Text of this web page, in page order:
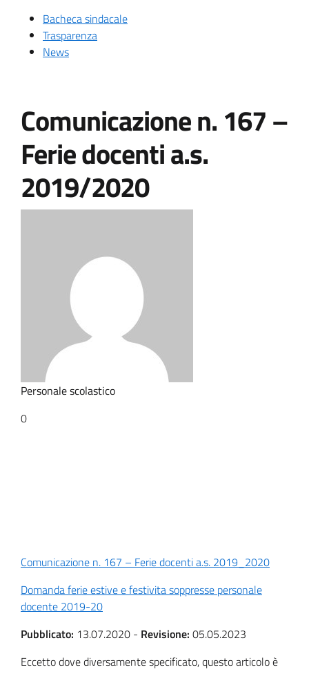
Bacheca sindacale
Trasparenza
News
Comunicazione n. 167 –
Ferie docenti a.s.
2019/2020
Personale scolastico
0
Comunicazione n. 167 – Ferie docenti a.s. 2019_2020
Domanda ferie estive e festivita soppresse personale
docente 2019-20
Pubblicato: 13.07.2020 - Revisione: 05.05.2023
Eccetto dove diversamente specificato, questo articolo è